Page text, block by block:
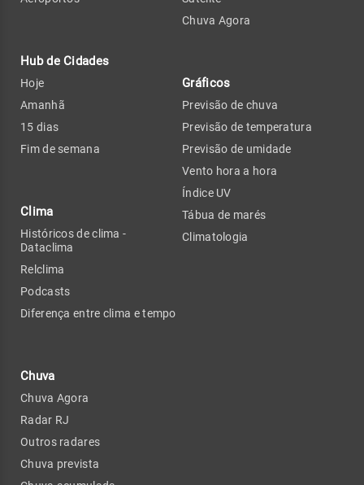
Hub de Cidades
Hoje
Amanhã
15 dias
Fim de semana
Clima
Históricos de clima -
Dataclima
Relclima
Podcasts
Diferença entre clima e tempo
Chuva
Chuva Agora
Radar RJ
Outros radares
Chuva prevista
Chuva Agora
Gráficos
Previsão de chuva
Previsão de temperatura
Previsão de umidade
Vento hora a hora
Índice UV
Tábua de marés
Climatologia